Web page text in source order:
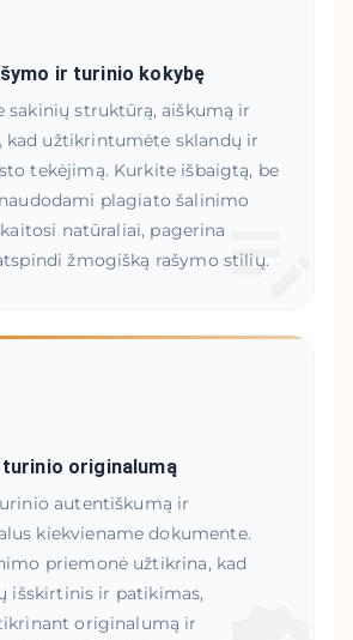
ir turinio kokybę
sakinių struktūrą, aiškumą ir
kad užtikrintumėte sklandų ir
tekėjimą. Kurkite išbaigtą, be
plagiato šalinimo
natūraliai, pagerina
žmogišką rašymo stilių.
originalumą
autentiškumą ir
kiekviename dokumente.
priemonė užtikrina, kad
išskirtinis ir patikimas,
originalumą ir